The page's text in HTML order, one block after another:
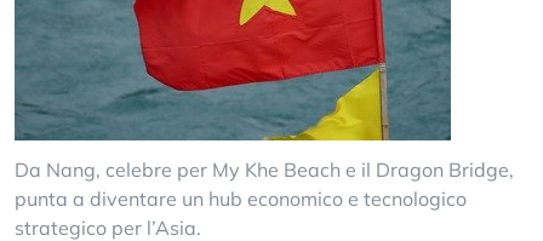
Da Nang, celebre per My Khe Beach e il Dragon Bridge,
punta a diventare un hub economico e tecnologico
strategico per l’Asia.